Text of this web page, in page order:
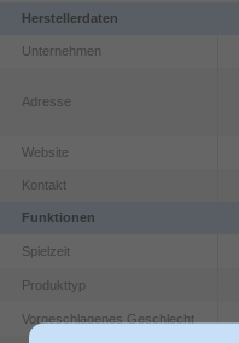
Herstellerdaten
Unternehmen
Adresse
Website
Kontakt
Funktionen
Spielzeit
Produkttyp
Vorgeschlagenes Geschlecht